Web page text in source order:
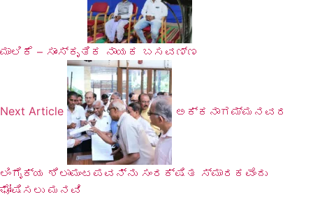
ಮಾಲಿಕೆ – ಸಾಂಸ್ಕೃತಿಕ ನಾಯಕ ಬಸವಣ್ಣ
Next Article ಅಕ್ಕನಾಗಮ್ಮನವರ
ಲಿಂಗೈಕ್ಯ ಶಿಲಾಮಂಟಪವನ್ನು ಸಂರಕ್ಷಿತ ಸ್ಮಾರಕವೆಂದು
ಘೋಷಿಸಲು ಮನವಿ